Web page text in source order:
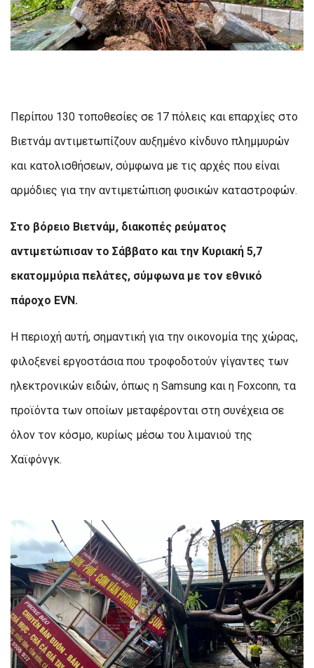
Περίπου 130 τοποθεσίες σε 17 πόλεις και επαρχίες στο
Βιετνάμ αντιμετωπίζουν αυξημένο κίνδυνο πλημμυρών
και κατολισθήσεων, σύμφωνα με τις αρχές που είναι
αρμόδιες για την αντιμετώπιση φυσικών καταστροφών.
Στο βόρειο Βιετνάμ, διακοπές ρεύματος
αντιμετώπισαν το Σάββατο και την Κυριακή 5,7
εκατομμύρια πελάτες, σύμφωνα με τον εθνικό
πάροχο EVN.
Η περιοχή αυτή, σημαντική για την οικονομία της χώρας,
φιλοξενεί εργοστάσια που τροφοδοτούν γίγαντες των
ηλεκτρονικών ειδών, όπως η Samsung και η Foxconn, τα
προϊόντα των οποίων μεταφέρονται στη συνέχεια σε
όλον τον κόσμο, κυρίως μέσω του λιμανιού της
Χαϊφόνγκ.